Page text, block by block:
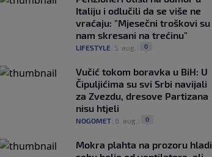
Italiju i odlučili da se više ne
vraćaju: "Mjesečni troškovi su
nam skresani na trećinu"
LIFESTYLE 5. aug. 0
Vučić tokom boravka u BiH: U
Čipuljićima su svi Srbi navijali
za Zvezdu, dresove Partizana
nisu htjeli
NOGOMET 6. aug. 0
Mokra plahta na prozoru hladi